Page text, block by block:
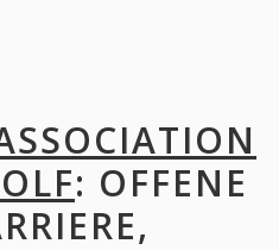
: OFFENE